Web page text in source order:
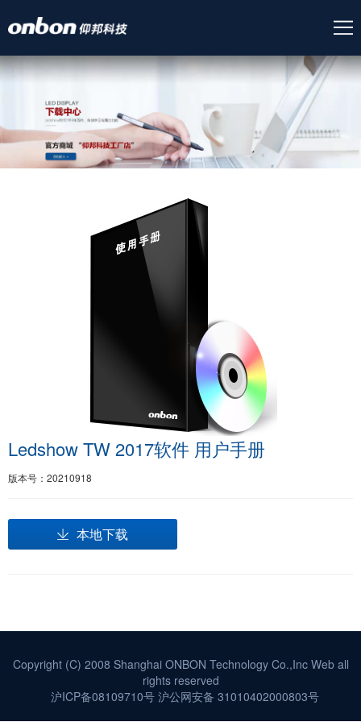
Ledshow TW 2017软件 用户手册
版本号：20210918
本地下载
Copyright (C) 2008 Shanghai ONBON Technology Co.,Inc Web all
rights reserved
沪ICP备08109710号沪公网安备 31010402000803号